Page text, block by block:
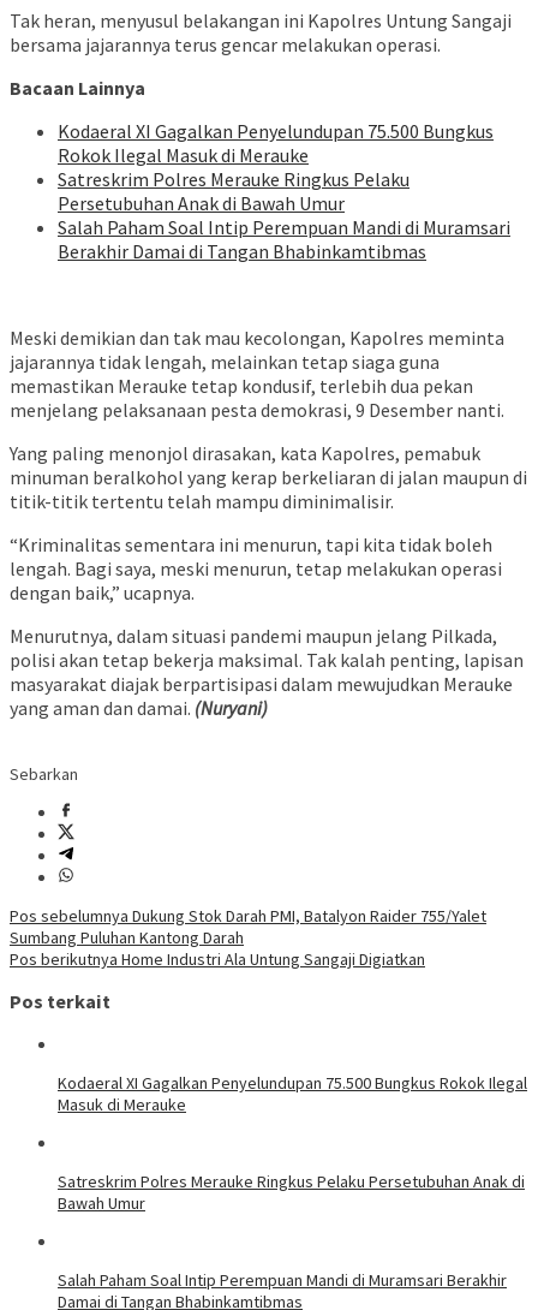
Tak heran, menyusul belakangan ini Kapolres Untung Sangaji
bersama jajarannya terus gencar melakukan operasi.
Bacaan Lainnya
​Kodaeral XI Gagalkan Penyelundupan 75.500 Bungkus
Rokok Ilegal Masuk di Merauke
Satreskrim Polres Merauke Ringkus Pelaku
Persetubuhan Anak di Bawah Umur
Salah Paham Soal Intip Perempuan Mandi di Muramsari
Berakhir Damai di Tangan Bhabinkamtibmas
Meski demikian dan tak mau kecolongan, Kapolres meminta
jajarannya tidak lengah, melainkan tetap siaga guna
memastikan Merauke tetap kondusif, terlebih dua pekan
menjelang pelaksanaan pesta demokrasi, 9 Desember nanti.
Yang paling menonjol dirasakan, kata Kapolres, pemabuk
minuman beralkohol yang kerap berkeliaran di jalan maupun di
titik-titik tertentu telah mampu diminimalisir.
“Kriminalitas sementara ini menurun, tapi kita tidak boleh
lengah. Bagi saya, meski menurun, tetap melakukan operasi
dengan baik,” ucapnya.
Menurutnya, dalam situasi pandemi maupun jelang Pilkada,
polisi akan tetap bekerja maksimal. Tak kalah penting, lapisan
masyarakat diajak berpartisipasi dalam mewujudkan Merauke
yang aman dan damai. (Nuryani)
Sebarkan
Navigasi
pos
Pos sebelumnya Dukung Stok Darah PMI, Batalyon Raider 755/Yalet
Sumbang Puluhan Kantong Darah
Pos berikutnya Home Industri Ala Untung Sangaji Digiatkan
Pos terkait
​Kodaeral XI Gagalkan Penyelundupan 75.500 Bungkus Rokok Ilegal
Masuk di Merauke
Satreskrim Polres Merauke Ringkus Pelaku Persetubuhan Anak di
Bawah Umur
Salah Paham Soal Intip Perempuan Mandi di Muramsari Berakhir
Damai di Tangan Bhabinkamtibmas